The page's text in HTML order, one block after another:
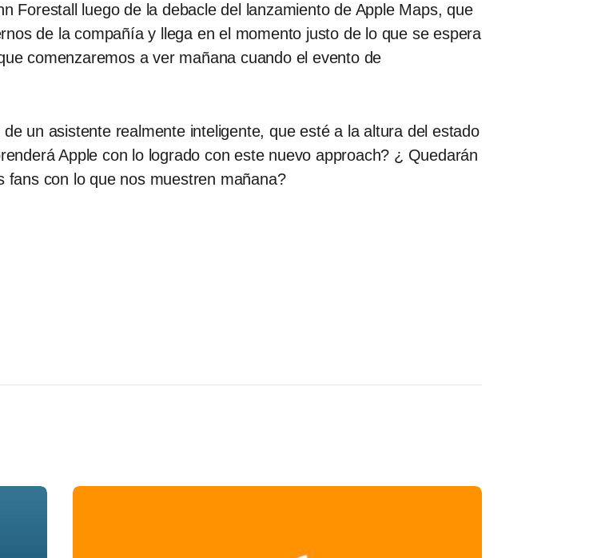
Forestall luego de la debacle del lanzamiento de Apple Maps, que
de la compañía y llega en el momento justo de lo que se espera
comenzaremos a ver mañana cuando el evento de
un asistente realmente inteligente, que esté a la altura del estado
Apple con lo logrado con este nuevo approach? ¿ Quedarán
fans con lo que nos muestren mañana?